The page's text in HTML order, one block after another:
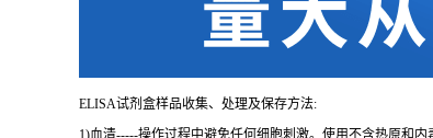
ELISA试剂盒样品收集、处理及保存方法:
1)血清-----操作过程中避免任何细胞刺激。使用不含热原和内